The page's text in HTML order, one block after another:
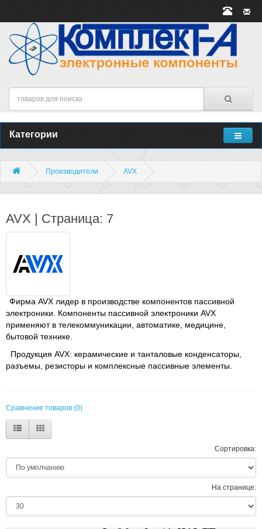
Категории
Производители AVX
AVX | Страница: 7
Фирма AVX лидер в производстве компонентов пассивной
электроники. Компоненты пассивной электроники AVX
применяют в телекоммуникации, автоматике, медицине,
бытовой технике.
Продукция AVX: керамические и танталовые конденсаторы,
разъемы, резисторы и комплексные пассивные элементы.
Сравнение товаров (0)
Сортировка:
На странице: